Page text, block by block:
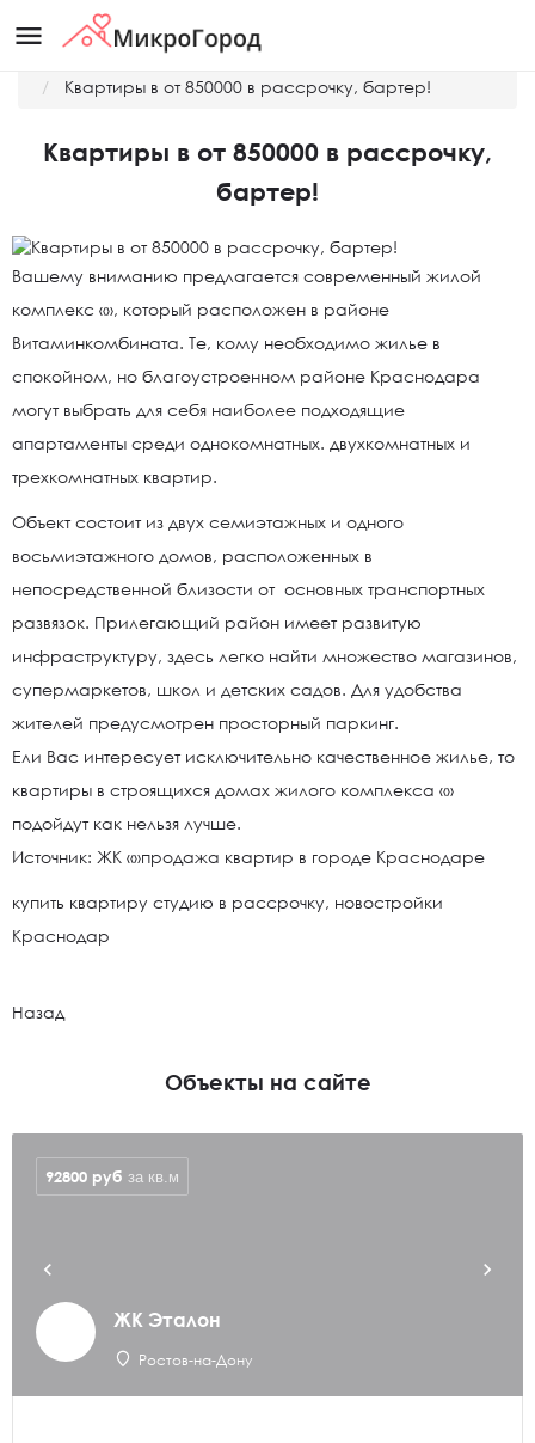
menu
Квартиры в от 850000 в рассрочку, бартер!
Квартиры в от 850000 в рассрочку,
бартер!
Вашему вниманию предлагается современный жилой
комплекс «», который расположен в районе
Витаминкомбината. Те, кому необходимо жилье в
спокойном, но благоустроенном районе Краснодара
могут выбрать для себя наиболее подходящие
апартаменты среди однокомнатных. двухкомнатных и
трехкомнатных квартир.
Объект состоит из двух семиэтажных и одного
восьмиэтажного домов, расположенных в
непосредственной близости от основных транспортных
развязок. Прилегающий район имеет развитую
инфраструктуру, здесь легко найти множество магазинов,
супермаркетов, школ и детских садов. Для удобства
жителей предусмотрен просторный паркинг.
Ели Вас интересует исключительно качественное жилье, то
квартиры в строящихся домах жилого комплекса «»
подойдут как нельзя лучше.
Источник: ЖК «»продажа квартир в городе Краснодаре
купить квартиру студию в рассрочку, новостройки
Краснодар
Назад
Объекты на сайте
ЖК Эталон
Ростов-на-Дону
92800 руб за кв.м